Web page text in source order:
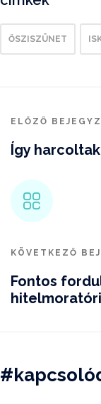
ŐSZISZÜNET
ELŐZŐ
Így
KÖVETKEZŐ
Fontos